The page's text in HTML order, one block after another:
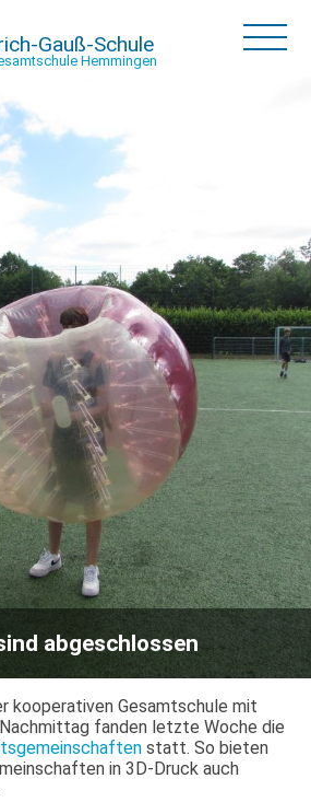
Gauß-Schule
Hemmingen
abgeschlossen
kooperativen Gesamtschule mit
fanden letzte Woche die
statt. So bieten
in 3D-Druck auch